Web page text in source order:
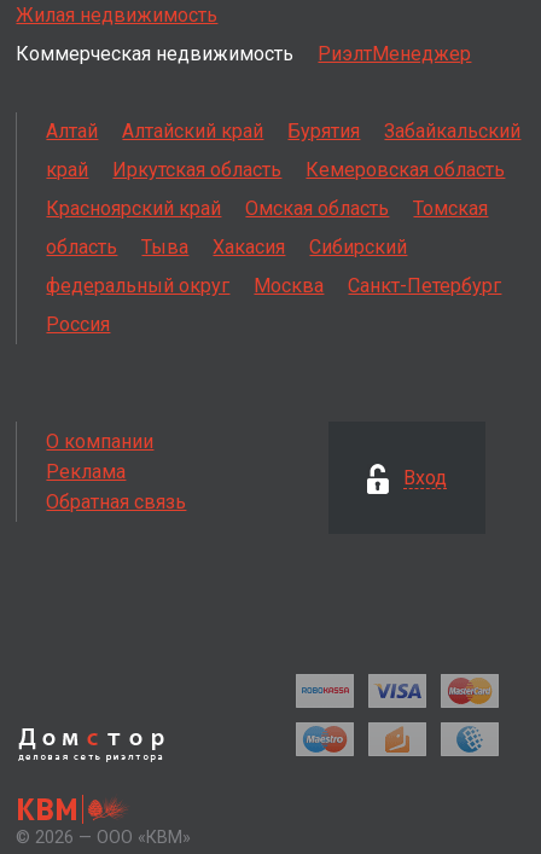
Жилая недвижимость
Коммерческая недвижимость
РиэлтМенеджер
Домстор
деловая сеть
риэлтора
КВМ
© 2026 — ООО «КВМ»
Алтай Алтайский край Бурятия
Забайкальский
край
Иркутская область
Кемеровская область
Красноярский край
Омская область
Томская
область
Тыва Хакасия
Сибирский
федеральный округ
Москва
Санкт-Петербург
Россия
О компании
Реклама
Обратная связь
Вход